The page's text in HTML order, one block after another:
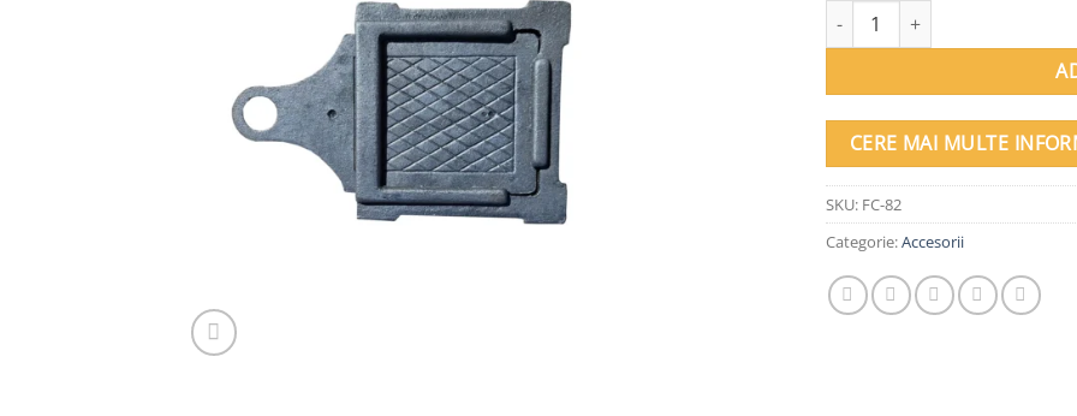
Cantitate Șubăr din fontă
CERE MAI MULTE
SKU: FC-82
Categorie:Accesorii